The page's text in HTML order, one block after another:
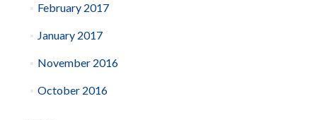
February 2017
January 2017
November 2016
October 2016